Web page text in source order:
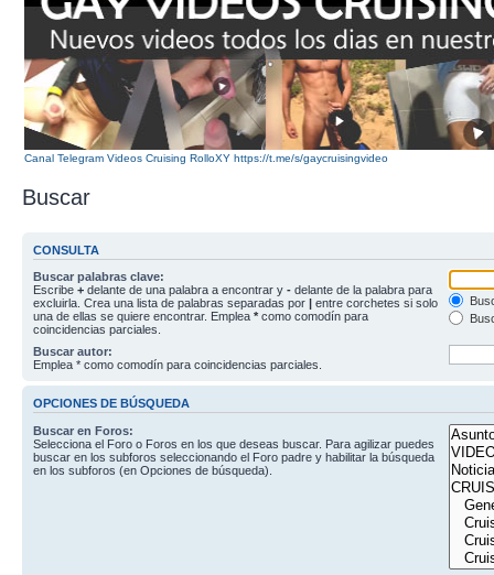
Canal Telegram Videos Cruising RolloXY https://t.me/s/gaycruisingvideo
Buscar
CONSULTA
Buscar palabras clave:
Escribe + delante de una palabra a encontrar y - delante de la palabra para
excluirla. Crea una lista de palabras separadas por | entre corchetes si solo
una de ellas se quiere encontrar. Emplea * como comodín para
coincidencias parciales.
Buscar autor:
Emplea * como comodín para coincidencias parciales.
OPCIONES DE BÚSQUEDA
Buscar en Foros:
Selecciona el Foro o Foros en los que deseas buscar. Para agilizar puedes
buscar en los subforos seleccionando el Foro padre y habilitar la búsqueda
en los subforos (en Opciones de búsqueda).